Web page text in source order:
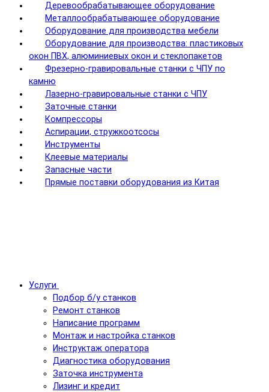
Деревообрабатывающее оборудование
Металлообрабатывающее оборудование
Оборудование для производства мебели
Оборудование для производства: пластиковых
окон ПВХ, алюминиевых окон и стеклопакетов
Фрезерно-гравировальные станки с ЧПУ по
камню
Лазерно-гравировальные станки с ЧПУ
Заточные станки
Компрессоры
Аспирации, стружкоотсосы
Инструменты
Клеевые материалы
Запасные части
Прямые поставки оборудования из Китая
Услуги
Подбор б/у станков
Ремонт станков
Написание программ
Монтаж и настройка станков
Инструктаж оператора
Диагностика оборудования
Заточка инструмента
Лизинг и кредит